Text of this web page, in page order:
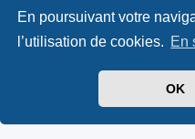
En poursuivant votre
l’utilisation de cookies. En
OK